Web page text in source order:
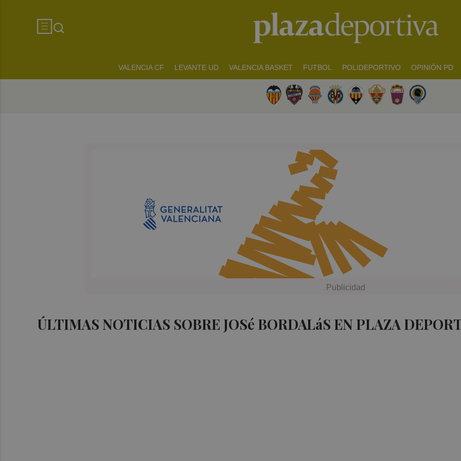
VALENCIA CF LEVANTE UD VALENCIA BASKET FUTBOL POLIDEPORTIVO OPINIÓN PD
ÚLTIMAS NOTICIAS SOBRE JOSé BORDALáS EN PLAZA